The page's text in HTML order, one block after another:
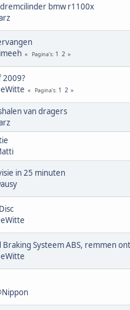
bmw r1100x
Pagina's 1 2
2009?
Pagina's 1 2
van dragers
in 25 minuten
Braking Systeem ABS, remmen